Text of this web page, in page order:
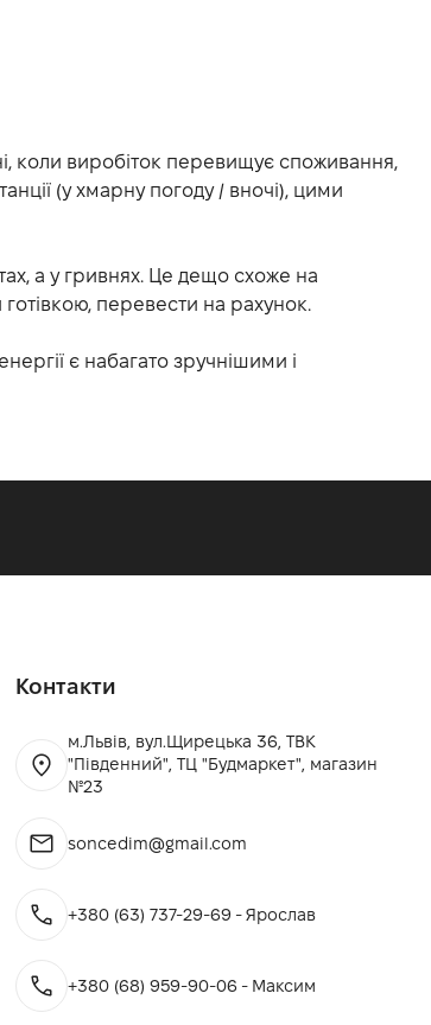
коли виробіток перевищує споживання,
(у хмарну погоду / вночі), цими
а у гривнях. Це дещо схоже на
перевести на рахунок.
є набагато зручнішими і
Контакти
м.Львів, вул.Щирецька 36, ТВК
"Південний", ТЦ "Будмаркет", магазин
№23
soncedim@gmail.com
+380 (63) 737-29-69 - Ярослав
+380 (68) 959-90-06 - Максим